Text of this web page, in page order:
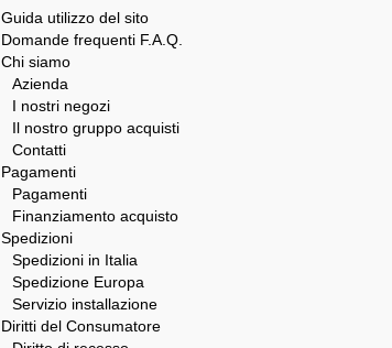
Guida utilizzo del sito
Domande frequenti F.A.Q.
Chi siamo
Azienda
I nostri negozi
Il nostro gruppo acquisti
Contatti
Pagamenti
Pagamenti
Finanziamento acquisto
Spedizioni
Spedizioni in Italia
Spedizione Europa
Servizio installazione
Diritti del Consumatore